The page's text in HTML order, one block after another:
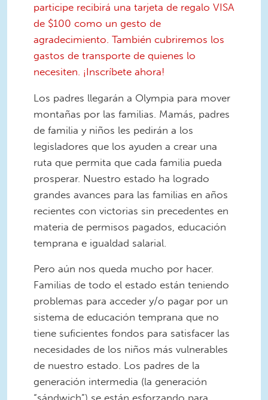
participe recibirá una tarjeta de regalo VISA
de $100 como un gesto de
agradecimiento. También cubriremos los
gastos de transporte de quienes lo
necesiten. ¡Inscríbete ahora!
Los padres llegarán a Olympia para mover
montañas por las familias. Mamás, padres
de familia y niños les pedirán a los
legisladores que los ayuden a crear una
ruta que permita que cada familia pueda
prosperar. Nuestro estado ha logrado
grandes avances para las familias en años
recientes con victorias sin precedentes en
materia de permisos pagados, educación
temprana e igualdad salarial.
Pero aún nos queda mucho por hacer.
Familias de todo el estado están teniendo
problemas para acceder y/o pagar por un
sistema de educación temprana que no
tiene suficientes fondos para satisfacer las
necesidades de los niños más vulnerables
de nuestro estado. Los padres de la
generación intermedia (la generación